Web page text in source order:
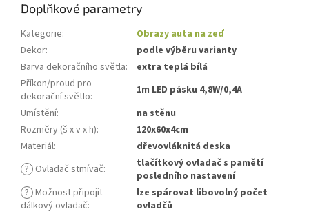
Doplňkové parametry
Kategorie:
Obrazy auta na zeď
Dekor:
podle výběru varianty
Barva dekoračního světla:
extra teplá bílá
Příkon/proud pro
dekorační světlo:
1m LED pásku 4,8W/0,4A
Umístění:
na stěnu
Rozměry (š x v x h):
120x60x4cm
Materiál:
dřevovláknitá deska
? Ovladač stmívač:
tlačítkový ovladač s pamětí
posledního nastavení
? Možnost připojit
dálkový ovladač:
lze spárovat libovolný počet
ovladčů